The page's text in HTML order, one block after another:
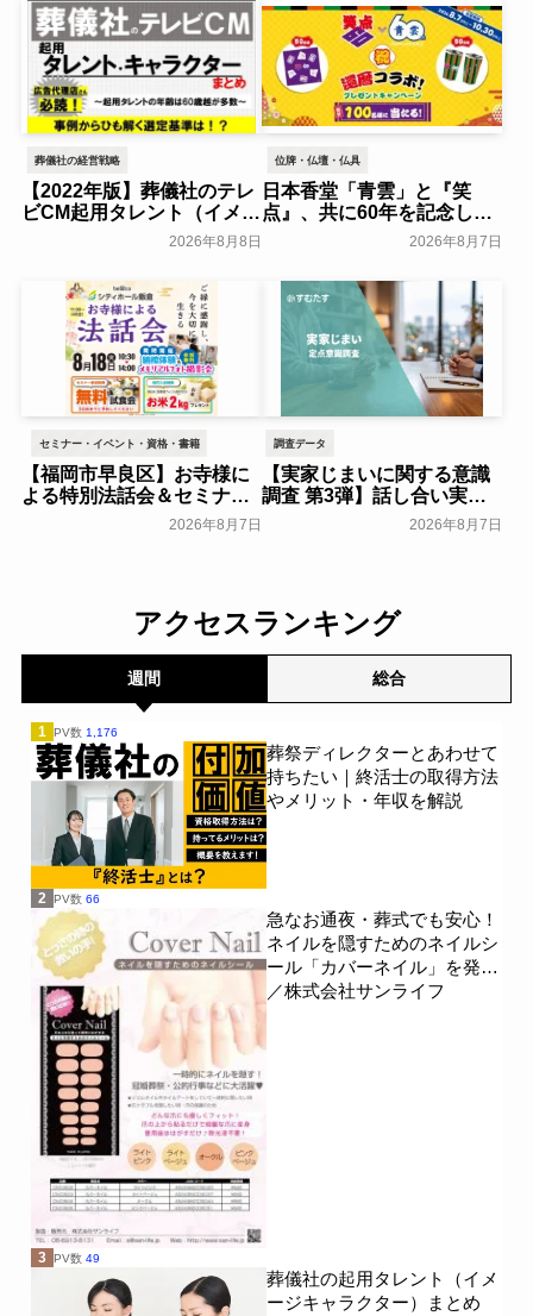
葬儀社の経営戦略
【2022年版】葬儀社のテレ
ビCM起用タレント（イメー
ジキャラクター）まとめ
2026年8月8日
位牌・仏壇・仏具
日本香堂「青雲」と『笑
点』、共に60年を記念した
初コラボ！オリジナルグッ
ズのプレゼントキャンペー
ンを実施～日本香堂～
一般公開
2026年8月7日
セミナー・イベント・資格・書籍
【福岡市早良区】お寺様に
よる特別法話会＆セミナー
特典「無料試食会」を8月
18日(月)にシティホール飯
2026年8月7日
調査データ
【実家じまいに関する意識
調査 第3弾】話し合い実施
率は29.5％で前回から低
下。「大相続時代」でも家
2026年8月7日
アクセスランキング
週間 総合
1 PV数 1,176
葬祭ディレクターとあわせて
持ちたい｜終活士の取得方法
やメリット・年収を解説
2 PV数 66
急なお通夜・葬式でも安心！
ネイルを隠すためのネイルシ
ール「カバーネイル」を発売
／株式会社サンライフ
3 PV数 49
葬儀社の起用タレント（イメ
ージキャラクター）まとめ